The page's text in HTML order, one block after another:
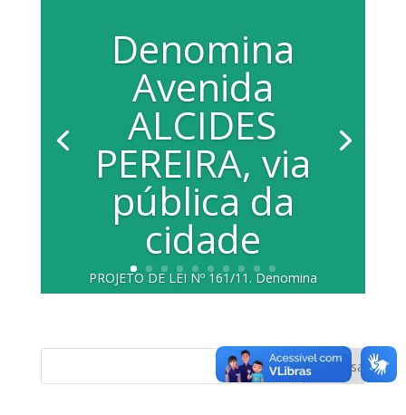
Denomina
Avenida
ALCIDES
PEREIRA, via
pública da
cidade
PROJETO DE LEI Nº 161/11. Denomina
Avenida ALCIDES PEREIRA, via pública